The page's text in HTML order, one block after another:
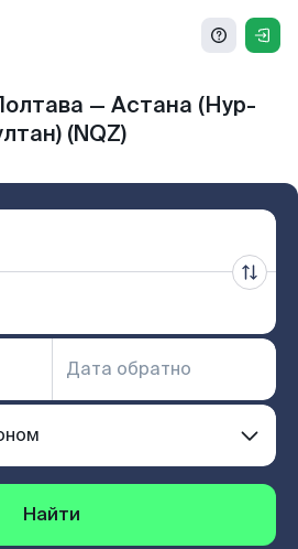
— Астана (Нур-
(NQZ)
Найти